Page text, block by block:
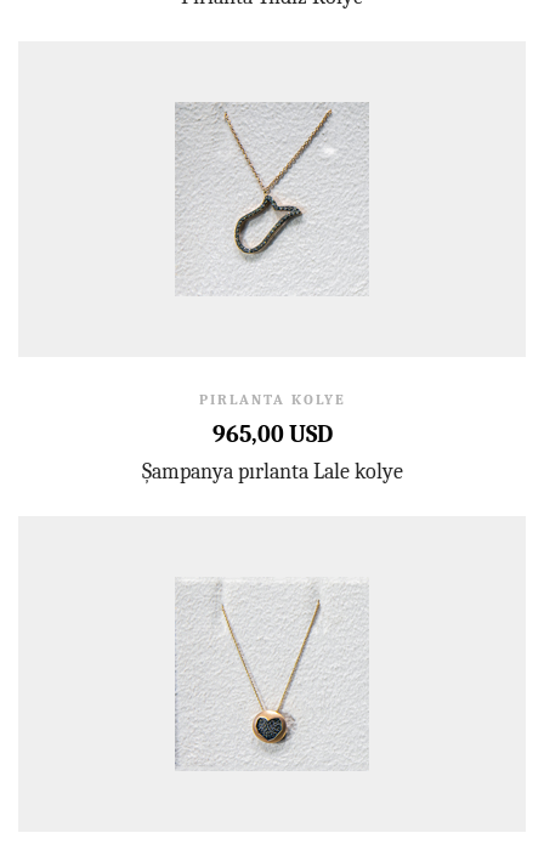
PIRLANTA KOLYE
965,00 USD
Şampanya pırlanta Lale kolye